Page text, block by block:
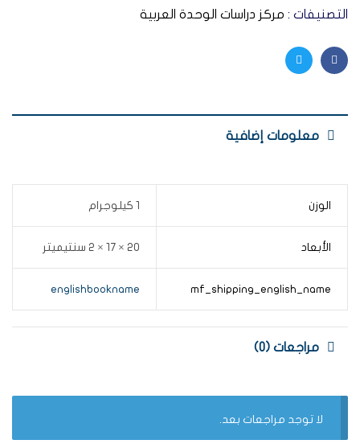
التصنيفات : مركز دراسات الوحدة العربية
Facebook
Twitter
معلومات إضافية
الوزن 1 كيلوجرام
الأبعاد 20 × 17 × 2 سنتيميتر
mf_shipping_english_name
englishbookname
مراجعات (0)
لا توجد مراجعات بعد.